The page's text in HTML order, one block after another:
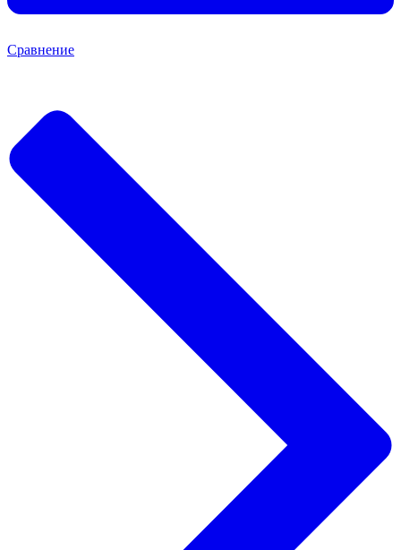
Сравнение